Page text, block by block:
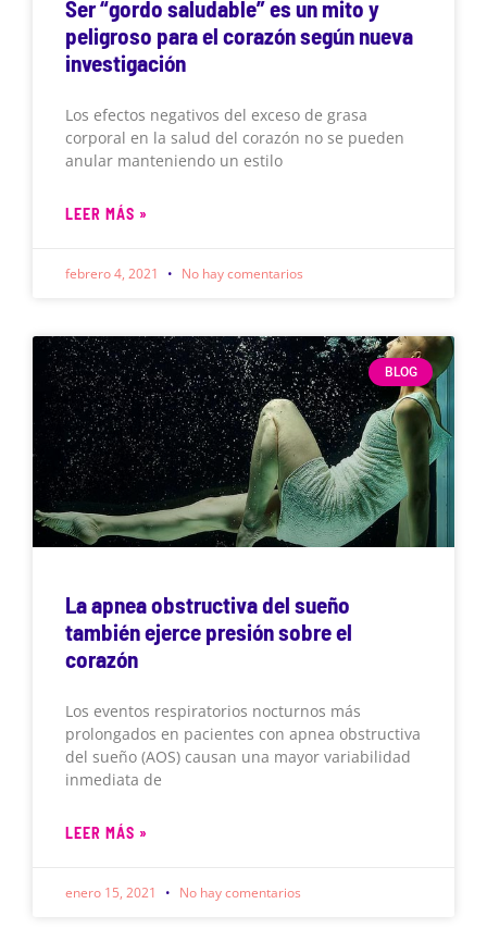
Ser “gordo saludable” es un mito y
peligroso para el corazón según nueva
investigación
Los efectos negativos del exceso de grasa
corporal en la salud del corazón no se pueden
anular manteniendo un estilo
LEER MÁS »
febrero 4, 2021 No hay comentarios
BLOG
La apnea obstructiva del sueño
también ejerce presión sobre el
corazón
Los eventos respiratorios nocturnos más
prolongados en pacientes con apnea obstructiva
del sueño (AOS) causan una mayor variabilidad
inmediata de
LEER MÁS »
enero 15, 2021 No hay comentarios